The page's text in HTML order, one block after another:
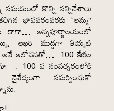
సమయంలో కొన్ని సన్నివేశాలు
భావపరంపరకు “అమ్మ”
కాగా… అన్నపూర్ణాలయంలో
ఆఖరి ముద్దగా తియ్యటి
అనే ఆలోచనతో…. 100 కేజీల
100 వ సంవత్సరంలోకి
నైవేద్యంగా సమర్పించుకో